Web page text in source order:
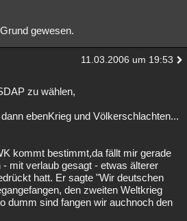
gewesen.
11.03.2006 um 19:53
zu wählen,
ebenKrieg und Völkerschlachten...
kommt bestimmt,da fällt mir gerade
mit verlaub gesagt - etwas älterer
hatt. Er sagte "Wir deutschen
den zweiten Weltkrieg
dumm sind fangen wir auchnoch den